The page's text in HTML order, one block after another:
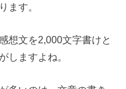
ます。
想文を2,000文字書けと
しますよね。